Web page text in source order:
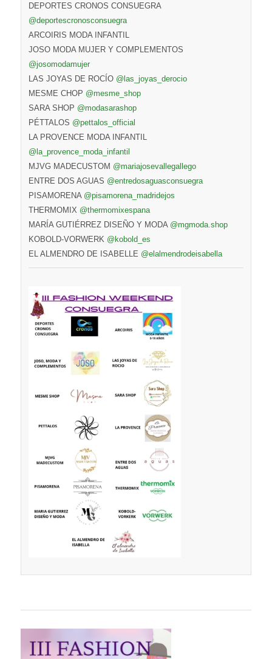
DEPORTES CRONOS CONSUEGRA
@deportescronosconsuegra
ARCOIRIS MODA INFANTIL
JOSO MODA MUJER Y COMPLEMENTOS
@josomodamujer
LAS JOYAS DE ROCÍO @las_joyas_derocio
MESME CHOP @mesme_shop
SARA SHOP @modasarashop
PÉTTALOS @pettalos_official
LA PROVENCE MODA INFANTIL
@la_provence_moda_infantil
MJVG MADECUSTOM @mariajosevallegallego
ENTRE DOS AGUAS @entredosaguasconsuegra
PISAMORENA @pisamorena_madridejos
THERMOMIX @thermomixespana
MARÍA GUTIÉRREZ DISEÑO Y MODA@mgmoda.shop
KOBOLD-VORWERK @kobold_es
EL ALMENDRO DE ISABELLE @elalmendrodeisabella